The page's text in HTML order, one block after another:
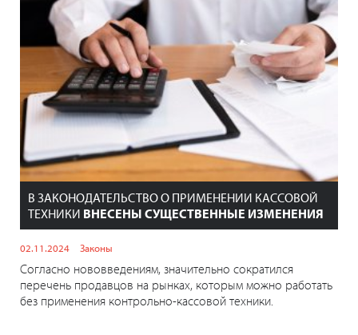
В ЗАКОНОДАТЕЛЬСТВО О ПРИМЕНЕНИИ КАССОВОЙ
ТЕХНИКИ ВНЕСЕНЫ СУЩЕСТВЕННЫЕ ИЗМЕНЕНИЯ
02.11.2024 Законы
Согласно нововведениям, значительно сократился
перечень продавцов на рынках, которым можно работать
без применения контрольно-кассовой техники.